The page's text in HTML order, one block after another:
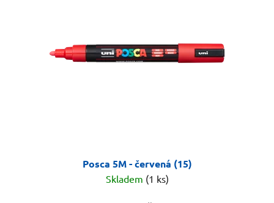
Posca 5M - červená (15)
Skladem (1 ks)